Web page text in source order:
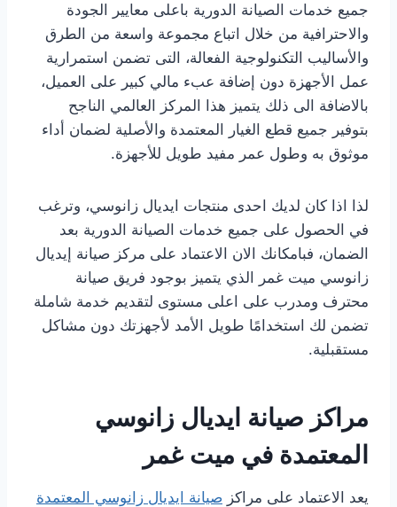
جميع خدمات الصيانة الدورية باعلى معايير الجودة
والاحترافية من خلال اتباع مجموعة واسعة من الطرق
والأساليب التكنولوجية الفعالة، التى تضمن استمرارية
عمل الأجهزة دون إضافة عبء مالي كبير على العميل،
بالاضافة الى ذلك يتميز هذا المركز العالمي الناجح
بتوفير جميع قطع الغيار المعتمدة والأصلية لضمان أداء
موثوق به وطول عمر مفيد طويل للأجهزة.
لذا اذا كان لديك احدى منتجات ايديال زانوسي، وترغب
في الحصول على جميع خدمات الصيانة الدورية بعد
الضمان، فبامكانك الان الاعتماد على مركز صيانة إيديال
زانوسي ميت غمر الذي يتميز بوجود فريق صيانة
محترف ومدرب على اعلى مستوى لتقديم خدمة شاملة
تضمن لك استخدامًا طويل الأمد لأجهزتك دون مشاكل
مستقبلية.
مراكز صيانة ايديال زانوسي
المعتمدة في ميت غمر
يعد الاعتماد على مراكز صيانة ايديال زانوسي المعتمدة